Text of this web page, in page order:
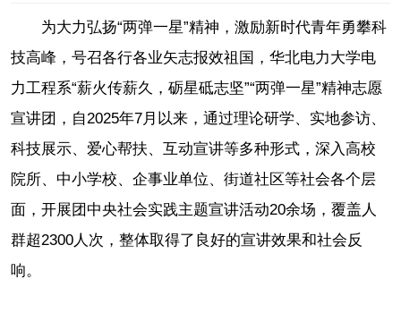
为大力弘扬“两弹一星”精神，激励新时代青年勇攀科
技高峰，号召各行各业矢志报效祖国，华北电力大学电
力工程系“薪火传薪久，砺星砥志坚”“两弹一星”精神志愿
宣讲团，自2025年7月以来，通过理论研学、实地参访、
科技展示、爱心帮扶、互动宣讲等多种形式，深入高校
院所、中小学校、企事业单位、街道社区等社会各个层
面，开展团中央社会实践主题宣讲活动20余场，覆盖人
群超2300人次，整体取得了良好的宣讲效果和社会反
响。